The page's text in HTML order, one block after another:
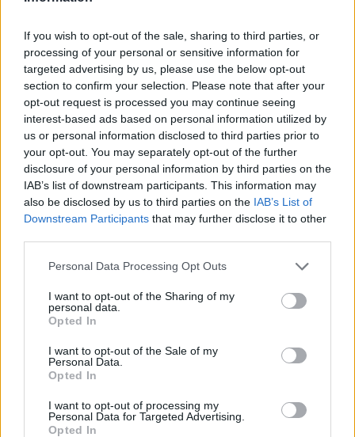
If you wish to opt-out of the sale, sharing to third parties, or
processing of your personal or sensitive information for
targeted advertising by us, please use the below opt-out
section to confirm your selection. Please note that after your
opt-out request is processed you may continue seeing
interest-based ads based on personal information utilized by
us or personal information disclosed to third parties prior to
your opt-out. You may separately opt-out of the further
disclosure of your personal information by third parties on the
IAB’s list of downstream participants. This information may
also be disclosed by us to third parties on the IAB’s List of
Downstream Participants that may further disclose it to other
Please note that this website/app uses one or more Google
not limited to your visit or usage behaviour. You may click to
grant or deny consent to Google and its third-party tags to
use your data for below specified purposes in below Google
consent section.
Personal Data Processing Opt Outs
I want to opt-out of the Sharing of my
personal data.
Opted In
I want to opt-out of the Sale of my
Personal Data.
Opted In
I want to opt-out of processing my
Personal Data for Targeted Advertising.
Opted In
επίσης και οι Νίκι Μινάζ και Αμέρικα Φερέρα.
Σχόλια
Αν τα χάσατε
Τροχαίο στις Σέρρες:
Μητέρα και γιος
σκοτώθηκαν όταν το
συγκρούστηκε με φορτηγό
Κυψέλη: «Δεν μπορώ
το ζευγάρι
26χρονο Αφγανό